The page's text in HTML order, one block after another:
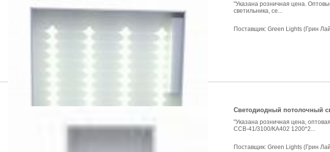
"Указана розничная цена.
светильника, се...
Поставщик: Green Lights (Грин
Светодиодный потолочный
"Указана розничная цена,
СCВ-41/3100/КА402 1200*2...
Поставщик: Green Lights (Грин